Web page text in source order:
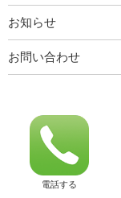
お知らせ
お問い合わせ
電話する